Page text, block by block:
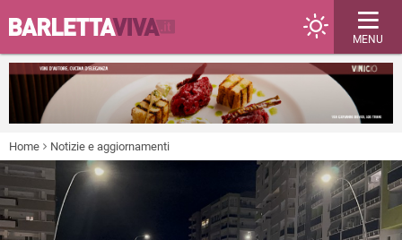
MENU
Home Notizie e aggiornamenti